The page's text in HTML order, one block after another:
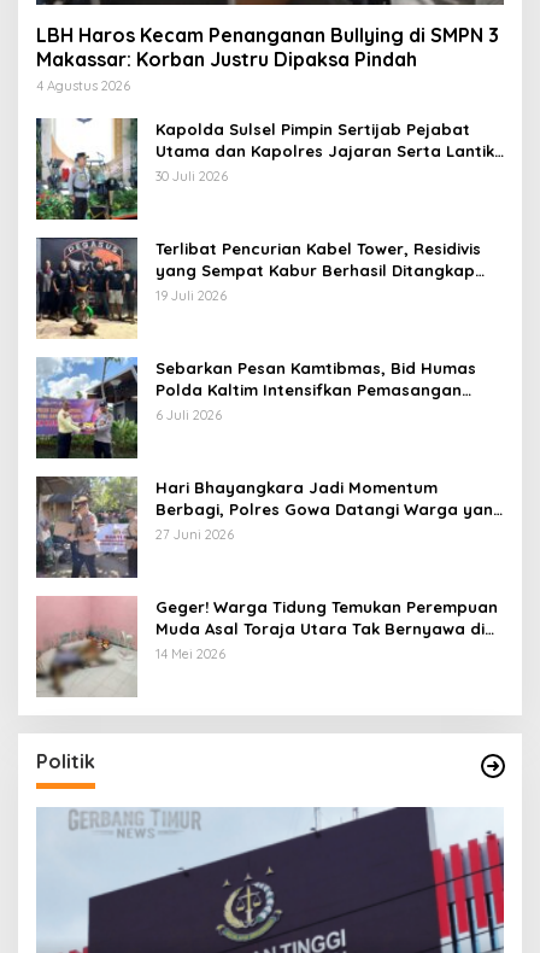
LBH Haros Kecam Penanganan Bullying di SMPN 3
Makassar: Korban Justru Dipaksa Pindah
4 Agustus 2026
Kapolda Sulsel Pimpin Sertijab Pejabat
Utama dan Kapolres Jajaran Serta Lantik
Karolog dan Kapolresta Gowa
30 Juli 2026
Terlibat Pencurian Kabel Tower, Residivis
yang Sempat Kabur Berhasil Ditangkap
Tim Gabungan di Jeneponto
19 Juli 2026
Sebarkan Pesan Kamtibmas, Bid Humas
Polda Kaltim Intensifkan Pemasangan
Spanduk serta Pembagian Stiker
6 Juli 2026
Hari Bhayangkara Jadi Momentum
Berbagi, Polres Gowa Datangi Warga yang
Membutuhkan
27 Juni 2026
Geger! Warga Tidung Temukan Perempuan
Muda Asal Toraja Utara Tak Bernyawa di
Kamar Kos
14 Mei 2026
Politik